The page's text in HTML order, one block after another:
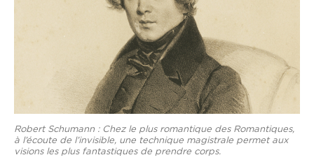
Robert Schumann : Chez le plus romantique des Romantiques,
à l’écoute de l’invisible, une technique magistrale permet aux
visions les plus fantastiques de prendre corps.